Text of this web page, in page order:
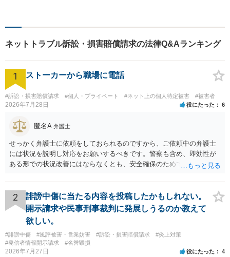
に考えてサポートいたしま
す。高齢者や障害のある方へ
のサポートの充実【武蔵溝ノ
口駅5分】【電話・メール・W
EB相談も対応】
ネットトラブル訴訟・損害賠償請求の法律Q&Aランキング
1 ストーカーから職場に電話
#訴訟・損害賠償請求 #個人・プライベート #ネット上の個人特定被害 #被害者
2026年7月28日 役にたった 6
匿名A 弁護士
せっかく弁護士に依頼をしておられるのですから、ご依頼中の弁護士
には状況を説明し対応をお願いするべきです。警察も含め、即効性が
ある形での状況改善にはならなくとも、安全確保のためできることは
2
誹謗中傷に当たる内容を投稿したかもしれない。
開示請求や民事刑事裁判に発展しうるのか教えて
欲しい。
#誹謗中傷 #風評被害・営業妨害 #訴訟・損害賠償請求
#炎上対策
#発信者情報開示請求
#名誉毀損
2026年7月27日 役にたった 4